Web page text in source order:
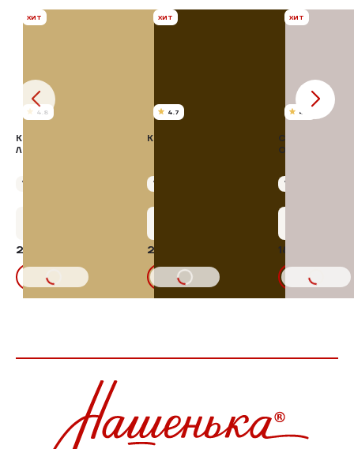
ХИТ
4.8
КОТЛЕТЫ
ЛОМОНОСОВСКИЕ
Упаковка 400 г
242,77 ₽
В КОРЗИНУ
ХИТ
4.7
КОТЛЕТЫ ПО-КИЕВСКИ
Упаковка 400 г
253,66 ₽
В КОРЗИНУ
ХИТ
4.8
СТРИПСЫ
ОВСЯНЫХ
Упаковка 300 г
180,20 ₽
В КОРЗИНУ